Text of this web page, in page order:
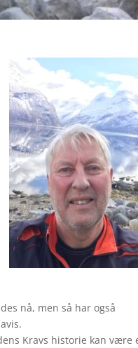
nå, men så har også
Kravs historie kan være